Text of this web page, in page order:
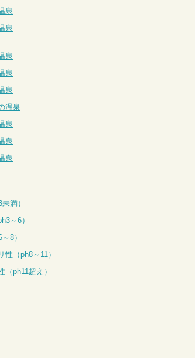
泉
泉
泉
泉
泉
温泉
泉
泉
泉
満）
～6）
8）
性（ph8～11）
（ph11超え）